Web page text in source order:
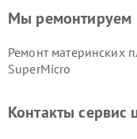
Мы ремонтируем
Ремонт материнских
SuperMicro
Контакты сервис